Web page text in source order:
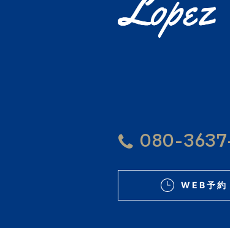
080-
WEB予約